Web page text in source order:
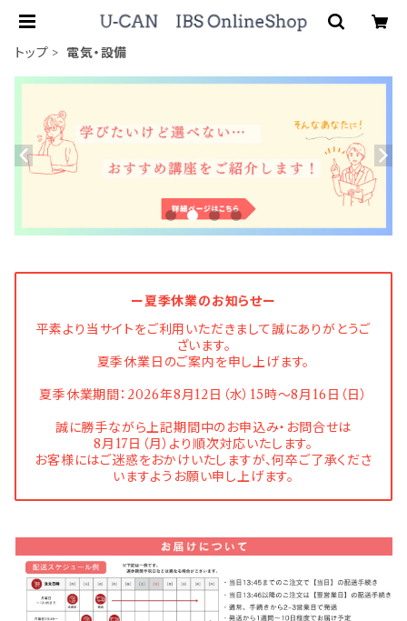
トップ 電気・設備
ー夏季休業のお知らせー
平素より当サイトをご利用いただきまして誠にありがとうご
ざいます。
夏季休業日のご案内を申し上げます。
夏季休業期間：2026年8月12日（水）15時〜8月16日（日）
誠に勝手ながら上記期間中のお申込み・お問合せは
8月17日（月）より順次対応いたします。
お客様にはご迷惑をおかけいたしますが、何卒ご了承くださ
いますようお願い申し上げます。